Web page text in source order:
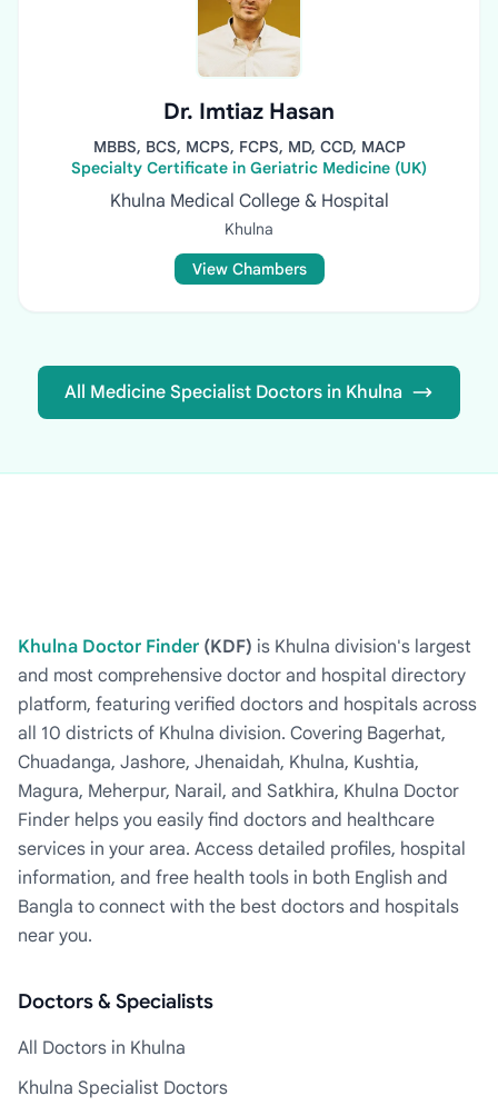
Dr. Imtiaz Hasan
MBBS, BCS, MCPS, FCPS, MD, CCD, MACP
Specialty Certificate in Geriatric Medicine (UK)
Khulna Medical College & Hospital
Khulna
View Chambers
All Medicine Specialist Doctors in Khulna
Khulna Doctor Finder (KDF) is Khulna division's largest
and most comprehensive doctor and hospital directory
platform, featuring verified doctors and hospitals across
all 10 districts of Khulna division. Covering Bagerhat,
Chuadanga, Jashore, Jhenaidah, Khulna, Kushtia,
Magura, Meherpur, Narail, and Satkhira, Khulna Doctor
Finder helps you easily find doctors and healthcare
services in your area. Access detailed profiles, hospital
information, and free health tools in both English and
Bangla to connect with the best doctors and hospitals
near you.
Doctors & Specialists
All Doctors in Khulna
Khulna Specialist Doctors